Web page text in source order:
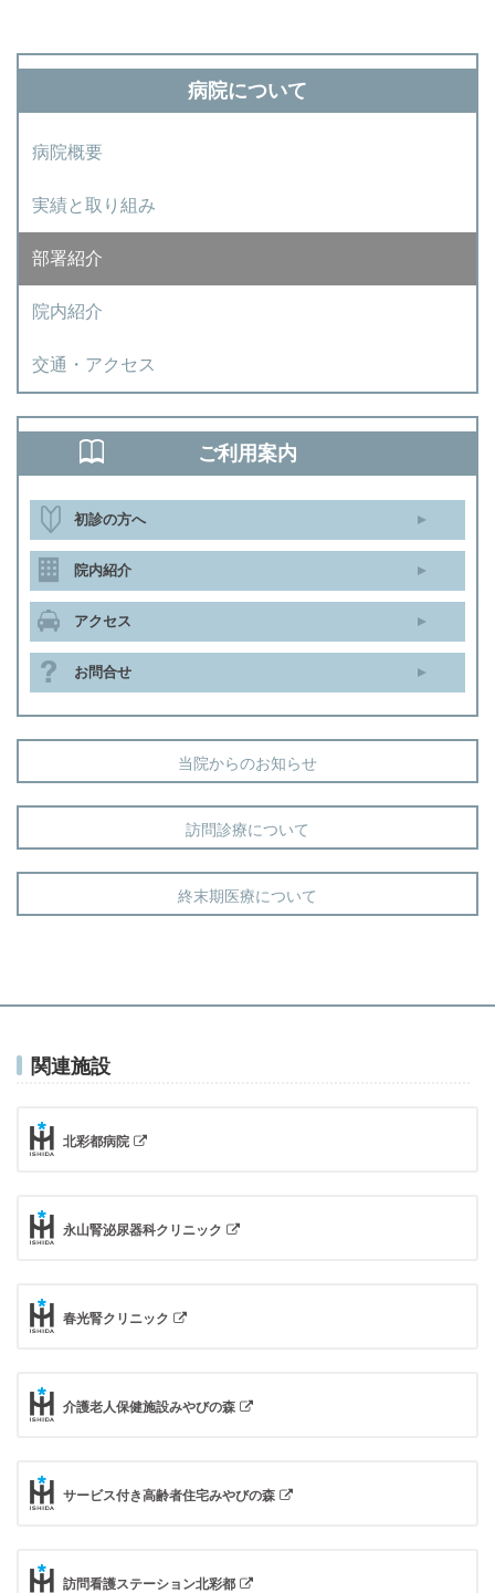
病院について
病院概要
実績と取り組み
部署紹介
院内紹介
交通・アクセス
ご利用案内
初診の方へ
院内紹介
アクセス
お問合せ
当院からのお知らせ
訪問診療について
終末期医療について
関連施設
北彩都病院
永山腎泌尿器科クリニック
春光腎クリニック
介護老人保健施設みやびの森
サービス付き高齢者住宅みやびの森
訪問看護ステーション北彩都